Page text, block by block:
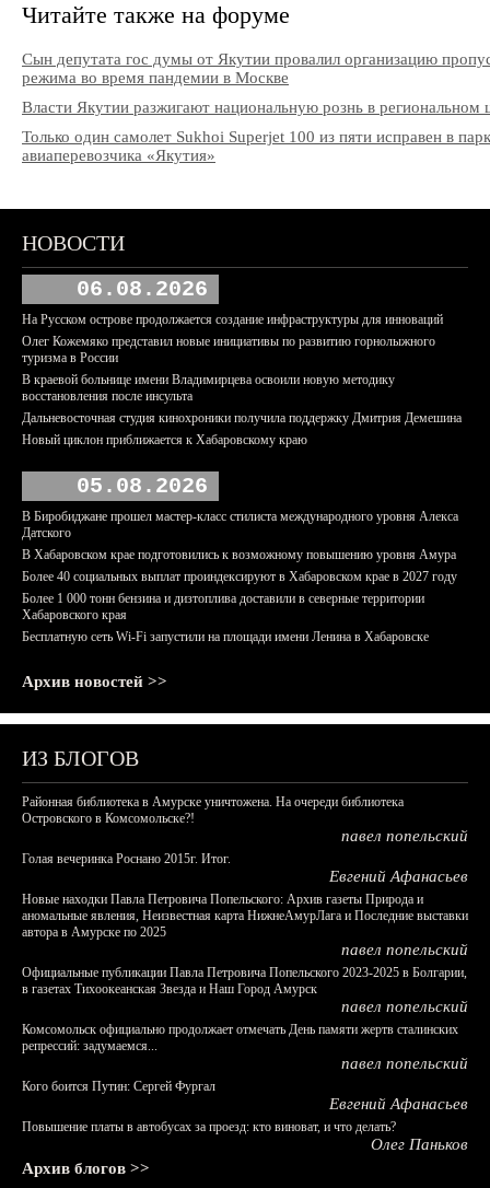
Читайте также на форуме
Сын депутата гос думы от Якутии провалил организацию
режима во время пандемии в Москве
Власти Якутии разжигают национальную рознь в региональном
Только один самолет Sukhoi Superjet 100 из пяти исправен в
авиаперевозчика «Якутия»
НОВОСТИ
06.08.2026
На Русском острове продолжается создание инфраструктуры для инноваций
Олег Кожемяко представил новые инициативы по развитию горнолыжного
туризма в России
В краевой больнице имени Владимирцева освоили новую методику
восстановления после инсульта
Дальневосточная студия кинохроники получила поддержку Дмитрия Демешина
Новый циклон приближается к Хабаровскому краю
05.08.2026
В Биробиджане прошел мастер-класс стилиста международного уровня Алекса
Датского
В Хабаровском крае подготовились к возможному повышению уровня Амура
Более 40 социальных выплат проиндексируют в Хабаровском крае в 2027 году
Более 1 000 тонн бензина и дизтоплива доставили в северные территории
Хабаровского края
Бесплатную сеть Wi-Fi запустили на площади имени Ленина в Хабаровске
Архив новостей >>
ИЗ БЛОГОВ
Районная библиотека в Амурске уничтожена. На очереди библиотека
Островского в Комсомольске?!
павел попельский
Голая вечеринка Роснано 2015г. Итог.
Евгений Афанасьев
Новые находки Павла Петровича Попельского: Архив газеты Природа и
аномальные явления, Неизвестная карта НижнеАмурЛага и Последние выставки
автора в Амурске по 2025
павел попельский
Официальные публикации Павла Петровича Попельского 2023-2025 в Болгарии,
в газетах Тихоокеанская Звезда и Наш Город Амурск
павел попельский
Комсомольск официально продолжает отмечать День памяти жертв сталинских
репрессий: задумаемся...
павел попельский
Кого боится Путин: Сергей Фургал
Евгений Афанасьев
Повышение платы в автобусах за проезд: кто виноват, и что делать?
Олег Паньков
Архив блогов >>